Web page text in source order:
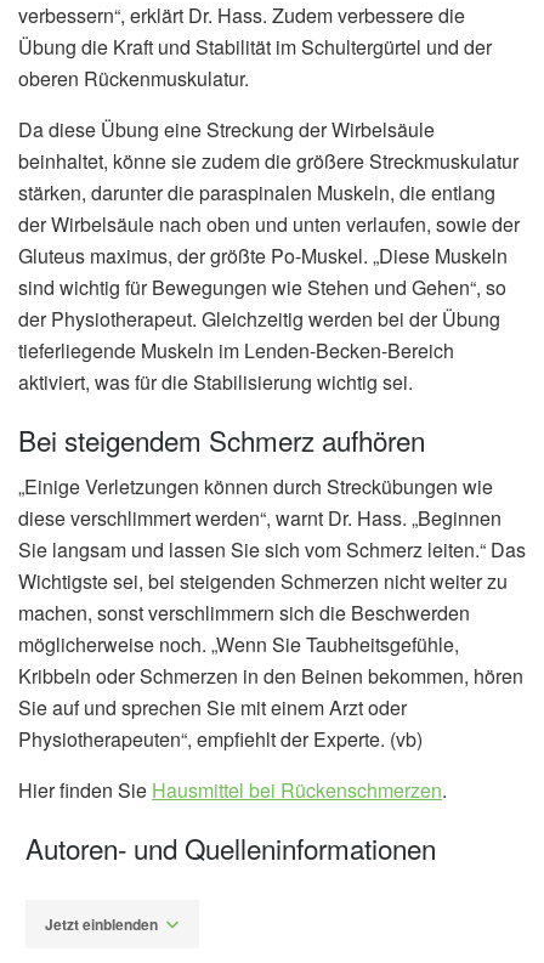
verbessern“, erklärt Dr. Hass. Zudem verbessere die
Übung die Kraft und Stabilität im Schultergürtel und der
oberen Rückenmuskulatur.
Da diese Übung eine Streckung der Wirbelsäule
beinhaltet, könne sie zudem die größere Streckmuskulatur
stärken, darunter die paraspinalen Muskeln, die entlang
der Wirbelsäule nach oben und unten verlaufen, sowie der
Gluteus maximus, der größte Po-Muskel. „Diese Muskeln
sind wichtig für Bewegungen wie Stehen und Gehen“, so
der Physiotherapeut. Gleichzeitig werden bei der Übung
tieferliegende Muskeln im Lenden-Becken-Bereich
aktiviert, was für die Stabilisierung wichtig sei.
Bei steigendem Schmerz aufhören
„Einige Verletzungen können durch Streckübungen wie
diese verschlimmert werden“, warnt Dr. Hass. „Beginnen
Sie langsam und lassen Sie sich vom Schmerz leiten.“ Das
Wichtigste sei, bei steigenden Schmerzen nicht weiter zu
machen, sonst verschlimmern sich die Beschwerden
möglicherweise noch. „Wenn Sie Taubheitsgefühle,
Kribbeln oder Schmerzen in den Beinen bekommen, hören
Sie auf und sprechen Sie mit einem Arzt oder
Physiotherapeuten“, empfiehlt der Experte. (vb)
Hier finden Sie Hausmittel bei Rückenschmerzen.
Autoren- und Quelleninformationen
Jetzt einblenden